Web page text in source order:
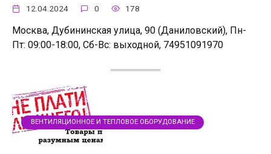
12.04.2024 0 178
Москва, Дубининская улица, 90 (Даниловский), Пн-
Пт: 09:00-18:00, Сб-Вс: выходной, 74951091970
ВЕНТИЛЯЦИОННОЕ И ТЕПЛОВОЕ ОБОРУДОВАНИЕ